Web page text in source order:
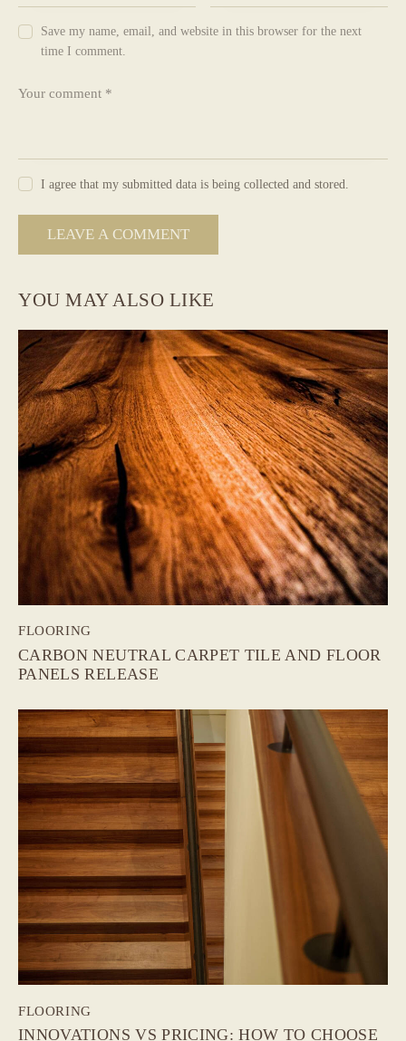
Save my name, email, and website in this browser for the next
time I comment.
I agree that my submitted data is being collected and stored.
YOU MAY ALSO LIKE
FLOORING
CARBON NEUTRAL CARPET TILE AND FLOOR
PANELS RELEASE
FLOORING
INNOVATIONS VS PRICING: HOW TO CHOOSE